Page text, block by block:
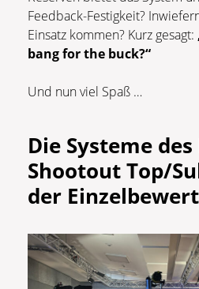
Feedback-Festigkeit?
Einsatz kommen? Kurz gesagt:
bang for the buck?“
Und nun viel Spaß …
Die Systeme des
ShootoutTop/
der